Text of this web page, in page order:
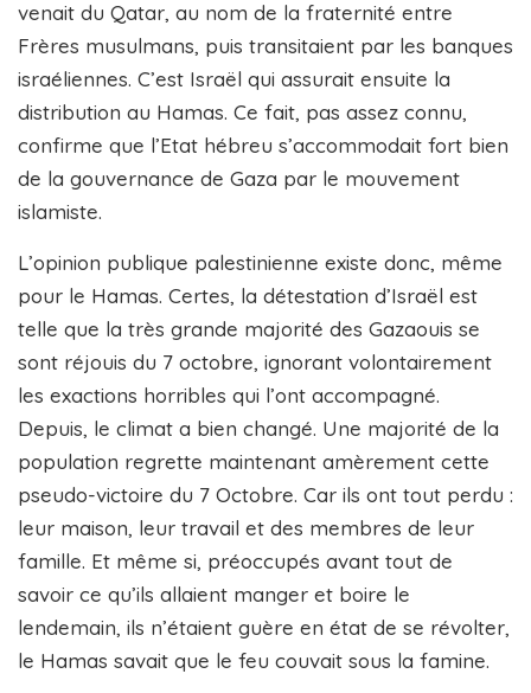
venait du Qatar, au nom de la fraternité entre
Frères musulmans, puis transitaient par les banques
israéliennes. C’est Israël qui assurait ensuite la
distribution au Hamas. Ce fait, pas assez connu,
confirme que l’Etat hébreu s’accommodait fort bien
de la gouvernance de Gaza par le mouvement
islamiste.
L’opinion publique palestinienne existe donc, même
pour le Hamas. Certes, la détestation d’Israël est
telle que la très grande majorité des Gazaouis se
sont réjouis du 7 octobre, ignorant volontairement
les exactions horribles qui l’ont accompagné.
Depuis, le climat a bien changé. Une majorité de la
population regrette maintenant amèrement cette
pseudo-victoire du 7 Octobre. Car ils ont tout perdu :
leur maison, leur travail et des membres de leur
famille. Et même si, préoccupés avant tout de
savoir ce qu’ils allaient manger et boire le
lendemain, ils n’étaient guère en état de se révolter,
le Hamas savait que le feu couvait sous la famine.